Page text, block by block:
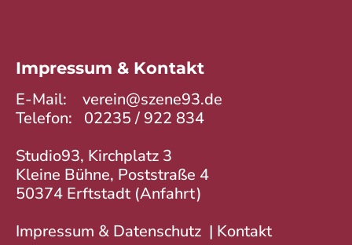
Impressum & Kontakt
E-Mail: verein@szene93.de
Telefon: 02235 / 922 834
Studio93, Kirchplatz 3
Kleine Bühne, Poststraße 4
50374 Erftstadt (Anfahrt)
Impressum & Datenschutz | Kontakt